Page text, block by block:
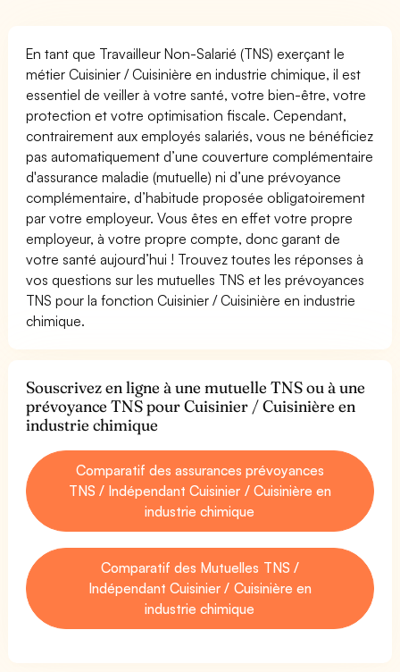
En tant que Travailleur Non-Salarié (TNS) exerçant le
métier Cuisinier / Cuisinière en industrie chimique, il est
essentiel de veiller à votre santé, votre bien-être, votre
protection et votre optimisation fiscale. Cependant,
contrairement aux employés salariés, vous ne bénéficiez
pas automatiquement d’une couverture complémentaire
d'assurance maladie (mutuelle) ni d’une prévoyance
complémentaire, d’habitude proposée obligatoirement
par votre employeur. Vous êtes en effet votre propre
employeur, à votre propre compte, donc garant de
votre santé aujourd’hui ! Trouvez toutes les réponses à
vos questions sur les mutuelles TNS et les prévoyances
TNS pour la fonction Cuisinier / Cuisinière en industrie
chimique.
Souscrivez en ligne à une mutuelle TNS ou à une
prévoyance TNS pour Cuisinier / Cuisinière en
industrie chimique
Comparatif des assurances prévoyances
TNS / Indépendant Cuisinier / Cuisinière en
industrie chimique
Comparatif des Mutuelles TNS /
Indépendant Cuisinier / Cuisinière en
industrie chimique